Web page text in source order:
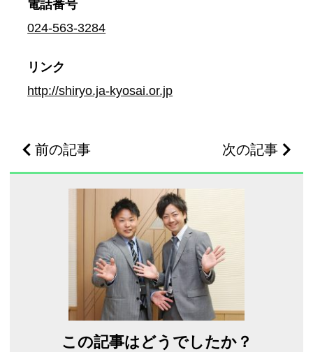
電話番号
024-563-3284
リンク
http://shiryo.ja-kyosai.or.jp
前の記事 次の記事
この記事はどうでしたか？